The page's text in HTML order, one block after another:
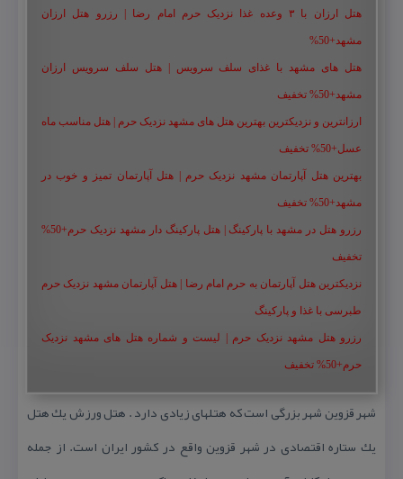
هتل ارزان با ۳ وعده غذا نزدیک حرم امام رضا | رزرو هتل ارزان
مشهد+50%
هتل های مشهد با غذای سلف سرویس | هتل سلف سرویس ارزان
مشهد+50% تخفیف
ارزانترین و نزدیکترین بهترین هتل های مشهد نزدیک حرم | هتل مناسب ماه
عسل+50% تخفیف
بهترین هتل آپارتمان مشهد نزدیک حرم | هتل آپارتمان تمیز و خوب در
مشهد+50% تخفیف
رزرو هتل در مشهد با پارکینگ | هتل پارکینگ دار مشهد نزدیک حرم+50%
تخفیف
نزدیکترین هتل آپارتمان به حرم امام رضا | هتل آپارتمان مشهد نزدیک حرم
طبرسی با غذا و پارکینگ
رزرو هتل مشهد نزدیک حرم | لیست و شماره هتل های مشهد نزدیک
حرم+50% تخفیف
شهر قزوین شهر بزرگی است كه هتلهای زیادی دارد . هتل ورزش یك هتل
یك ستاره اقتصادی در شهر قزوین واقع در كشور ایران است. از جمله